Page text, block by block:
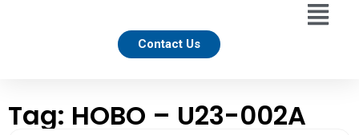
Contact Us
Tag: HOBO – U23-002A